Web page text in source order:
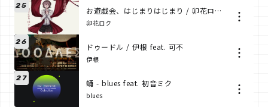
25 お遊戯会、はじまりはじまり / 卯花ロク ft.初音ミク
卯花ロク
26 ドゥードル / 伊根 feat. 可不
伊根
27 蛹 - blues feat. 初音ミク
blues